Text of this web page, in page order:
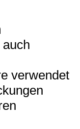
verwendet